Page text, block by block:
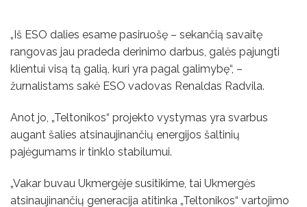
„Iš ESO dalies esame pasiruošę – sekančią savaitę
rangovas jau pradeda derinimo darbus, galės pajungti
klientui visą tą galią, kuri yra pagal galimybę“, –
žurnalistams sakė ESO vadovas Renaldas Radvila.
Anot jo, „Teltonikos“ projekto vystymas yra svarbus
augant šalies atsinaujinančių energijos šaltinių
pajėgumams ir tinklo stabilumui.
„Vakar buvau Ukmergėje susitikime, tai Ukmergės
atsinaujinančių generacija atitinka „Teltonikos“ vartojimo